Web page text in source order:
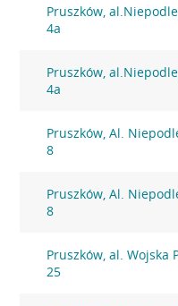
Pruszków,
4a
Pruszków,
4a
Pruszków, Al.
8
Pruszków, Al.
8
Pruszków, al. Wojska
25